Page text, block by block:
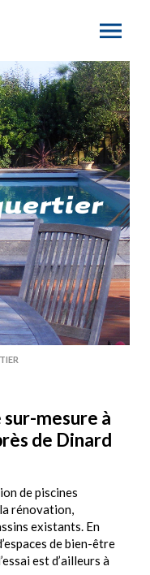
mesure à
de Dinard
de piscines
rénovation,
existants. En
de bien-être
est d’ailleurs à